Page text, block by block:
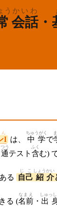
う
会話
かいわ
・
I は、 中学
ちゅうがく
で
通
つう
テスト 含
ふく
む)
る 自己
じこ
紹
しょう
介
かい
る (名前
なまえ
・ 出
しゅっし